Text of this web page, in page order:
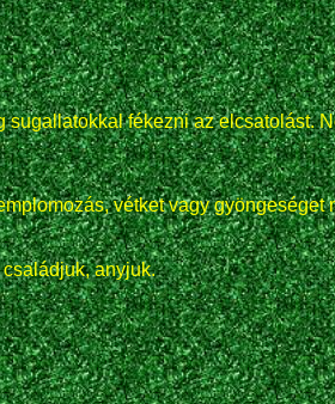
fékezni az elcsatolást.
vétket vagy gyöngeséget
anyjuk.